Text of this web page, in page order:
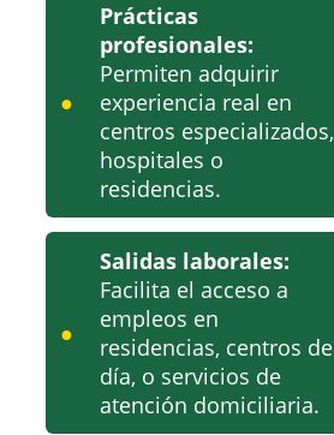
Prácticas
profesionales:
Permiten adquirir
experiencia real en
centros especializados,
hospitales o
residencias.
Salidas laborales:
Facilita el acceso a
empleos en
residencias, centros de
día, o servicios de
atención domiciliaria.